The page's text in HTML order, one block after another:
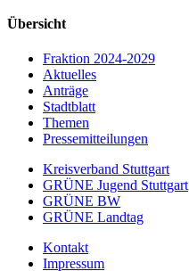
Übersicht
Fraktion 2024-2029
Aktuelles
Anträge
Stadtblatt
Themen
Pressemitteilungen
Kreisverband Stuttgart
GRÜNE Jugend Stuttgart
GRÜNE BW
GRÜNE Landtag
Kontakt
Impressum